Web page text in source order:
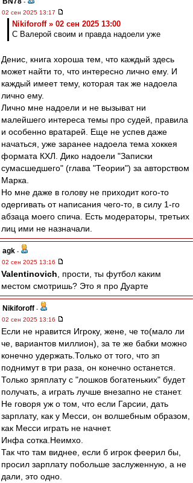
-
02 сен 2025 13:17
Nikiforoff » 02 сен 2025 13:00
С Валерой своим и правда надоели уже
Денис, книга хороша тем, что каждый здесь
может найти то, что интересно лично ему. И
каждый имеет тему, которая так же надоела
лично ему.
Лично мне надоели и не вызыват ни
малейшего интереса темы про судей, правила
и особенно вратарей. Еще не успев даже
начаться, уже заранее надоела тема хоккея
формата КХЛ. Дико надоели "Записки
сумасшедшего" (глава "Теории") за авторством
Марка.
Но мне даже в голову не приходит кого-то
одергивать от написания чего-то, в силу 1-го
абзаца моего спича. Есть модераторы, третьих
лиц ими не назначали.
agk -
02 сен 2025 13:16
Valentinovich , прости, ты футбол каким
местом смотришь? Это я про Дуарте
Nikiforoff -
02 сен 2025 13:16
Если не нравится Игроку, жене, че то(мало ли
че, вариантов миллион), за те же бабки можно
конечно удержать.Только от того, что зп
поднимут в три раза, он конечно останется.
Только зряплату с "лошков богатеньких" будет
получать, а играть лучше внезапно не станет.
Не говоря уж о том, что если Гарсии, дать
зарплату, как у Месси, он волшебным образом,
как Месси играть не начнет.
Инфа сотка.Неимхо.
Так что там виднее, если б игрок феерил бы,
просил зарплату побольше заслуженную, а не
дали, это одно.